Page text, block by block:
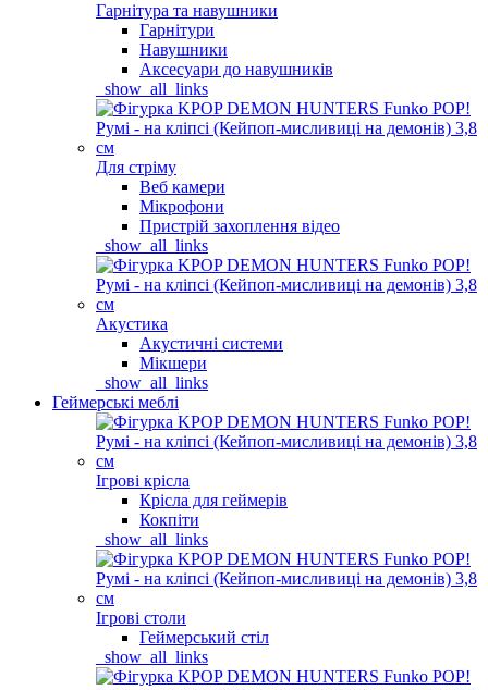
Гарнітура та навушники
Гарнітури
Навушники
Аксесуари до навушників
_show_all_links
Для стріму
Веб камери
Мікрофони
Пристрій захоплення відео
_show_all_links
Акустика
Акустичні системи
Мікшери
_show_all_links
Геймерські меблі
Ігрові крісла
Крісла для геймерів
Кокпіти
_show_all_links
Ігрові столи
Геймерський стіл
_show_all_links